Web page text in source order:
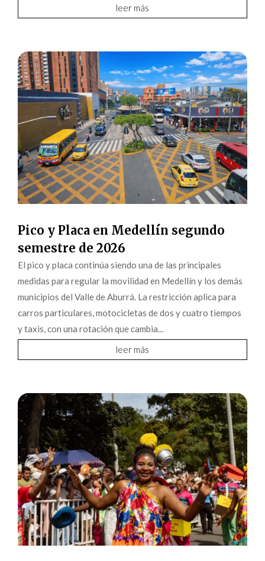
leer más
Pico y Placa en Medellín segundo
semestre de 2026
El pico y placa continúa siendo una de las principales
medidas para regular la movilidad en Medellín y los demás
municipios del Valle de Aburrá. La restricción aplica para
carros particulares, motocicletas de dos y cuatro tiempos
y taxis, con una rotación que cambia...
leer más